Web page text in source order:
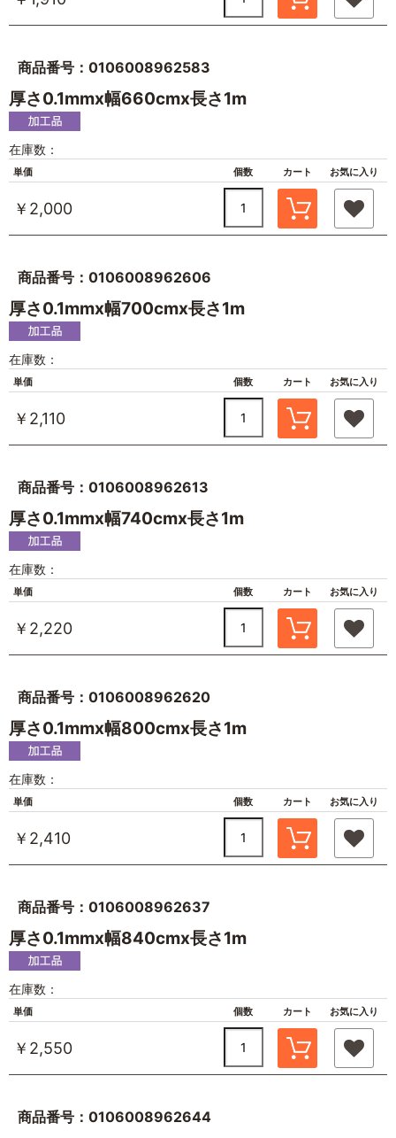
商品番号：0106008962583
厚さ0.1mmx幅660cmx長さ1m
在庫数：
単価 個数 カート お気に入り
￥2,000
商品番号：0106008962606
厚さ0.1mmx幅700cmx長さ1m
在庫数：
単価 個数 カート お気に入り
￥2,110
商品番号：0106008962613
厚さ0.1mmx幅740cmx長さ1m
在庫数：
単価 個数 カート お気に入り
￥2,220
商品番号：0106008962620
厚さ0.1mmx幅800cmx長さ1m
在庫数：
単価 個数 カート お気に入り
￥2,410
商品番号：0106008962637
厚さ0.1mmx幅840cmx長さ1m
在庫数：
単価 個数 カート お気に入り
￥2,550
商品番号：0106008962644